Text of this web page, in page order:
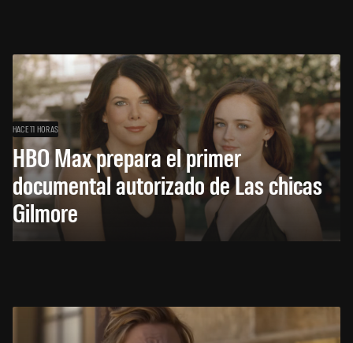
HACE 11 HORAS
HBO Max prepara el primer
documental autorizado de Las chicas
Gilmore